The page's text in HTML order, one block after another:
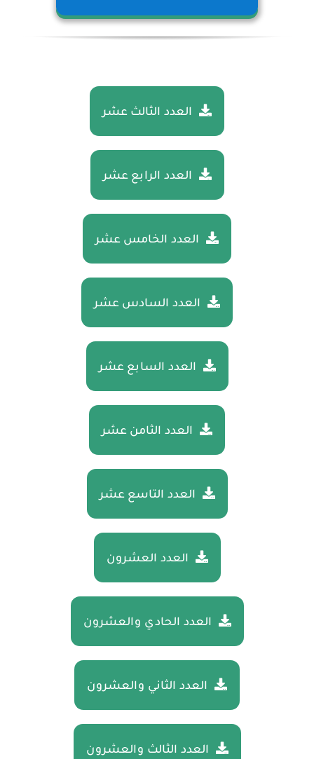
العدد الثالث عشر
العدد الرابع عشر
العدد الخامس عشر
العدد السادس عشر
العدد السابع عشر
العدد الثامن عشر
العدد التاسع عشر
العدد العشرون
العدد الحادي والعشرون
العدد الثاني والعشرون
العدد الثالث والعشرون